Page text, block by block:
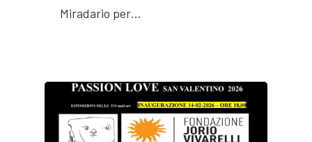
Miradario per…
Jorio Vivarelli